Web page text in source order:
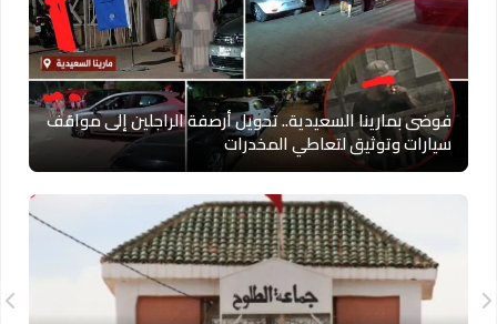
فوضى بمارينا السعيدية.. تحويل أرصفة الراجلين إلى مواقف
سيارات وتوثيق لتعاطي المخدرات